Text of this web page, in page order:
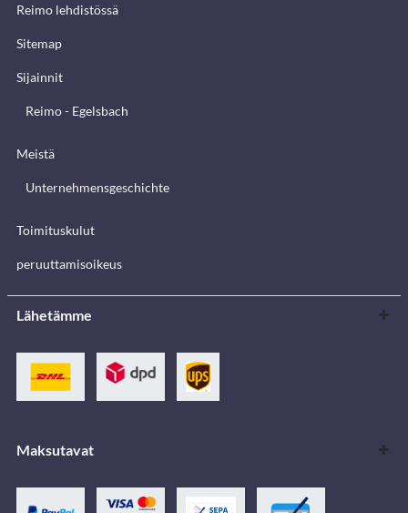
Reimo lehdistössä
Sitemap
Sijainnit
Reimo - Egelsbach
Meistä
Unternehmensgeschichte
Toimituskulut
peruuttamisoikeus
Lähetämme
Maksutavat